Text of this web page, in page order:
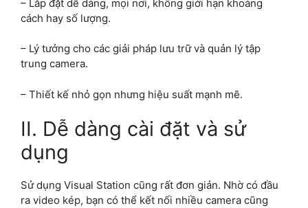
– Lắp đặt dễ dàng, mọi nơi, không giới hạn khoảng
cách hay số lượng.
– Lý tưởng cho các giải pháp lưu trữ và quản lý tập
trung camera.
– Thiết kế nhỏ gọn nhưng hiệu suất mạnh mẽ.
II. Dễ dàng cài đặt và sử
dụng
Sử dụng Visual Station cũng rất đơn giản. Nhờ có đầu
ra video kép, bạn có thể kết nối nhiều camera cũng